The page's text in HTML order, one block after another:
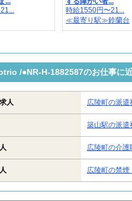
時給1550円〜21...
≪最寄り駅≫鈴蘭台
/●NR-H-1882587のお仕事に
人 広陵町の派遣
築山駅の派遣
広陵町の介護
広陵町の禁煙